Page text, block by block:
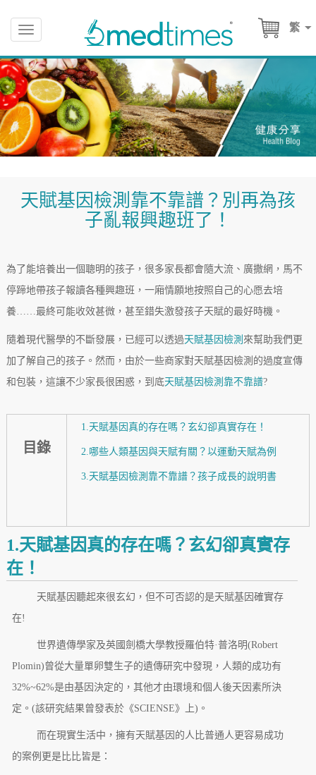
繁
Toggle
navigation
天賦基因檢測靠不靠譜？別再為孩
子亂報興趣班了！
為了能培養出一個聰明的孩子，很多家長都會隨大流、廣撒網，馬不
停蹄地帶孩子報讀各種興趣班，一廂情願地按照自己的心愿去培
養……最終可能收效甚微，甚至錯失激發孩子天賦的最好時機。
隨着現代醫學的不斷發展，已經可以透過天賦基因檢測 來幫助我們更
加了解自己的孩子。然而，由於一些商家對天賦基因檢測的過度宣傳
和包裝，這讓不少家長很困惑，到底天賦基因檢測靠不靠譜?
目錄
1.天賦基因真的存在嗎？玄幻卻真實存在！
2.哪些人類基因與天賦有關？以運動天賦為例
3.天賦基因檢測靠不靠譜？孩子成長的說明書
1.天賦基因真的存在嗎？玄幻卻真實存
在！
天賦基因聽起來很玄幻，但不可否認的是天賦基因確實存
在!
世界遺傳學家及英國劍橋大學教授羅伯特·普洛明(Robert
Plomin)曾從大量單卵雙生子的遺傳研究中發現，人類的成功有
32%~62%是由基因決定的，其他才由環境和個人後天因素所決
定。(該研究結果曾發表於《SCIENSE》上)。
而在現實生活中，擁有天賦基因的人比普通人更容易成功
的案例更是比比皆是：